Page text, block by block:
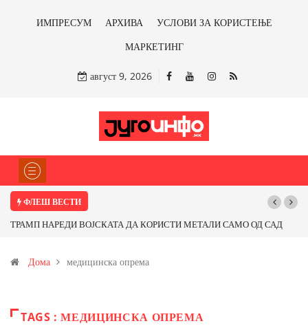
ИМПРЕСУМ АРХИВА
УСЛОВИ ЗА КОРИСТЕЊЕ
МАРКЕТИНГ
август 9, 2026
ФЛЕШ ВЕСТИ
ТРАМП НАРЕДИ ВОЈСКАТА ДА КОРИСТИ МЕТАЛИ САМО ОД САД
Иловица и со антимонот?
Дома медицинска опрема
TAGS : МЕДИЦИНСКА ОПРЕМА